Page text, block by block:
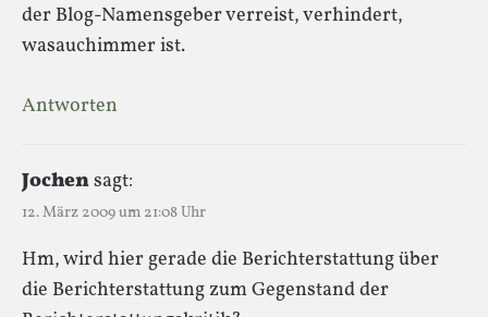
der Blog-Namensgeber verreist, verhindert,
wasauchimmer ist.
Antworten
Jochensagt:
12. März 2009 um 21:08 Uhr
Hm, wird hier gerade die Berichterstattung über
die Berichterstattung zum Gegenstand der